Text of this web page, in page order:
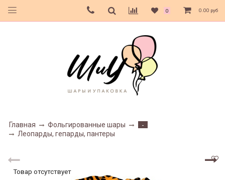
0 0.00 руб
Главная Фольгированные шары
-
Леопарды, гепарды, пантеры
Товар отсутствует